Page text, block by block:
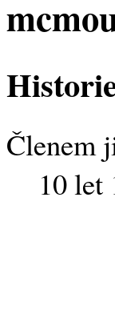
Členem
10 let